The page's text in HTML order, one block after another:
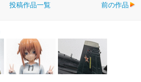
投稿作品一覧 前の作品